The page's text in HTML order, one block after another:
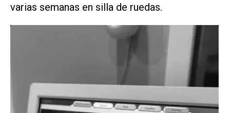
varias semanas en silla de ruedas.